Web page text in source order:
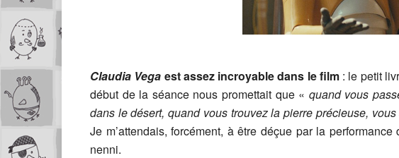
Claudia Vega est assez incroyable dans le film: le petit
début de la séance nous promettait que « quand vous
dans le désert, quand vous trouvez la pierre précieuse,
Je m’attendais, forcément, à être déçue par la
nenni.